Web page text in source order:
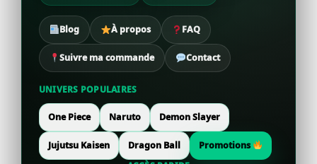
Blog À propos FAQ
Suivre ma commande Contact
UNIVERS POPULAIRES
One Piece Naruto Demon Slayer
Jujutsu Kaisen Dragon Ball
Promotions